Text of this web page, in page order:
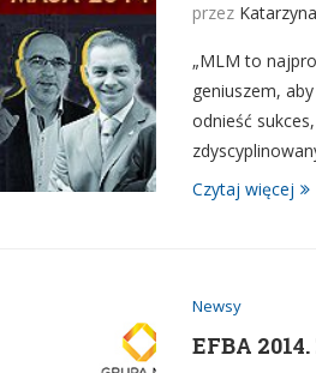
przez
„MLM to
geniuszem,
odnieść
Czytaj więcej
Newsy
EFBA